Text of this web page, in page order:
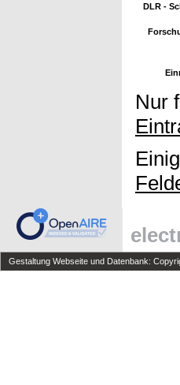
DLR -
Nur
Gestaltung Webseite und Datenbank: